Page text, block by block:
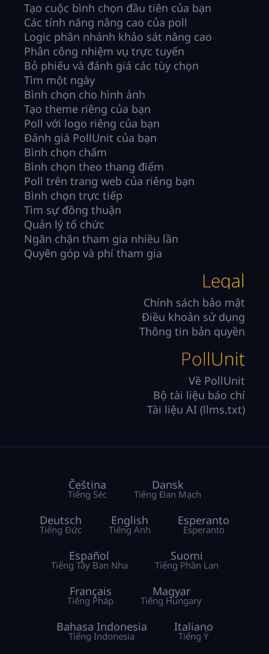
Tạo cuộc bình chọn đầu tiên của bạn
Các tính năng nâng cao của poll
Logic phân nhánh khảo sát nâng cao
Phân công nhiệm vụ trực tuyến
Bỏ phiếu và đánh giá các tùy chọn
Tìm một ngày
Bình chọn cho hình ảnh
Tạo theme riêng của bạn
Poll với logo riêng của bạn
Đánh giá PollUnit của bạn
Bình chọn chấm
Bình chọn theo thang điểm
Poll trên trang web của riêng bạn
Bình chọn trực tiếp
Tìm sự đồng thuận
Quản lý tổ chức
Ngăn chặn tham gia nhiều lần
Quyên góp và phí tham gia
Legal
Chính sách bảo mật
Điều khoản sử dụng
Thông tin bản quyền
PollUnit
Về PollUnit
Bộ tài liệu báo chí
Tài liệu AI (llms.txt)
Čeština
Tiếng Séc
Dansk
Tiếng Đan Mạch
Deutsch
Tiếng Đức
English
Tiếng Anh
Esperanto
Esperanto
Español
Tiếng Tây Ban Nha
Suomi
Tiếng Phần Lan
Français
Tiếng Pháp
Magyar
Tiếng Hungary
Bahasa Indonesia
Tiếng Indonesia
Italiano
Tiếng Ý